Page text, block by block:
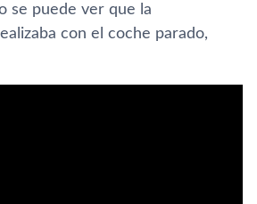
se puede ver que la
con el coche parado,